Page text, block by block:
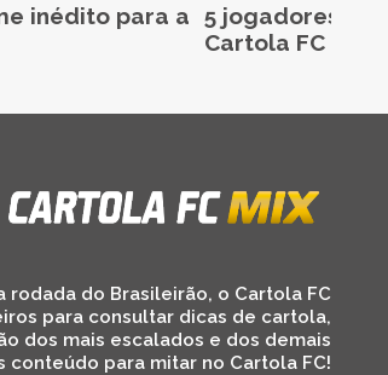
inédito para a
5 jogadores
Cartola FC 2026
do Brasileirão, o Cartola FC
para consultar dicas de cartola,
dos mais escalados e dos demais
para mitar no Cartola FC!